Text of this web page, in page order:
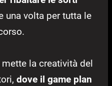
una volta per tutta le
la creatività del
dove il game plan